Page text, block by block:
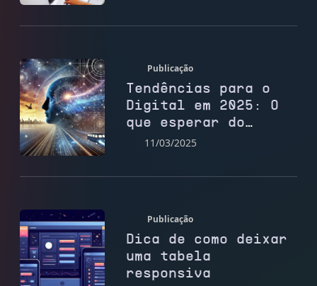
Publicação
Tendências para o
Digital em 2025: O
que esperar do
futuro do marketing
11/03/2025
Publicação
Dica de como deixar
uma tabela
responsiva